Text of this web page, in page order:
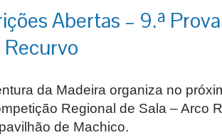
Abertas – 9.ª
da Madeira organiza no
Regional de Sala – Arco
de Machico.